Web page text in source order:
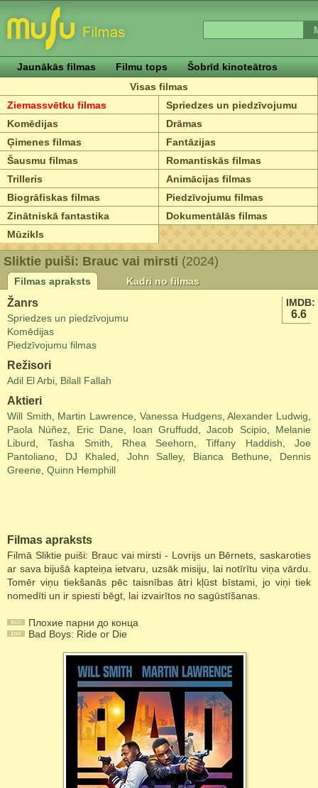
Jaunākās filmas Filmu tops
Šobrīd kinoteātros
Visas filmas
Ziemassvētku filmas
Spriedzes un piedzīvojumu
Komēdijas
Drāmas
Ģimenes filmas
Fantāzijas
Šausmu filmas
Romantiskās filmas
Trilleris
Animācijas filmas
Biogrāfiskas filmas
Piedzīvojumu filmas
Zinātniskā fantastika
Dokumentālās filmas
Mūzikls
Sliktie puiši: Brauc vai mirsti (2024)
Filmas apraksts
Kadri no filmas
IMDB:
6.6
Žanrs
Spriedzes un piedzīvojumu
Komēdijas
Piedzīvojumu filmas
Režisori
Adil El Arbi Bilall Fallah
Aktieri
Will Smith Martin Lawrence Vanessa Hudgens,Alexander Ludwig
Paola Núñez
Eric Dane Ioan Gruffudd ,Jacob Scipio, Melanie
Liburd ,Tasha Smith Rhea Seehorn ,Tiffany Haddish ,Joe
Pantoliano
DJ Khaled John Salley, Bianca Bethune
Dennis
Greene Quinn Hemphill
Filmas apraksts
Filmā Sliktie puiši: Brauc vai mirsti - Lovrijs un Bērnets, saskaroties
ar sava bijušā kapteiņa ietvaru, uzsāk misiju, lai notīrītu viņa vārdu.
Tomēr viņu tiekšanās pēc taisnības ātri kļūst bīstami, jo viņi tiek
nomedīti un ir spiesti bēgt, lai izvairītos no sagūstīšanas.
Плохие парни до конца
Bad Boys: Ride or Die